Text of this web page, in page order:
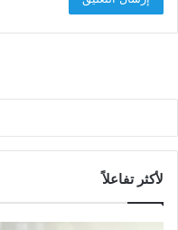
لأكثر تفاعلاً